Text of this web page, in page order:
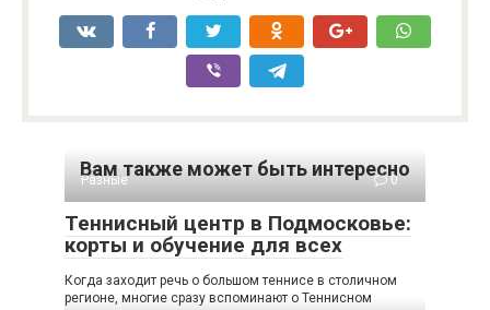
Вам также может быть интересно
Разные 0
Теннисный центр в Подмосковье:
корты и обучение для всех
Когда заходит речь о большом теннисе в столичном
регионе, многие сразу вспоминают о Теннисном